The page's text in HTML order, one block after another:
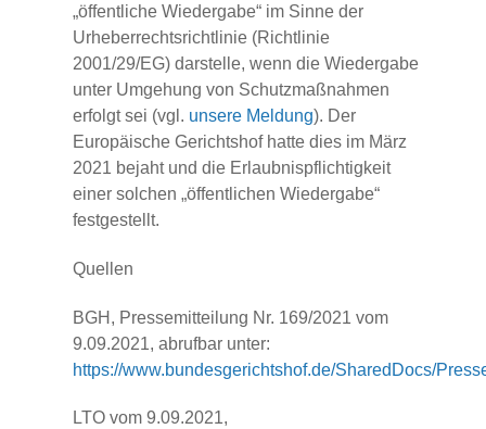
„öffentliche Wiedergabe“ im Sinne der
Urheberrechtsrichtlinie (Richtlinie
2001/29/EG) darstelle, wenn die Wiedergabe
unter Umgehung von Schutzmaßnahmen
erfolgt sei (vgl. unsere Meldung). Der
Europäische Gerichtshof hatte dies im März
2021 bejaht und die Erlaubnispflichtigkeit
einer solchen „öffentlichen Wiedergabe“
festgestellt.
Quellen
BGH, Pressemitteilung Nr. 169/2021 vom
9.09.2021, abrufbar unter:
https://www.bundesgerichtshof.de/SharedDocs/
LTO vom 9.09.2021,